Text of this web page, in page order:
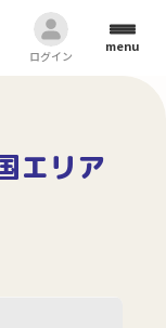
ログイン
menu
エリア